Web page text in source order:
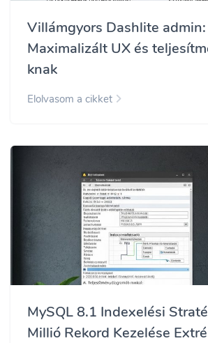
Villámgyors Dashlite admin:
Maximalizált UX és
knak
Elolvasom a cikket
MySQL 8.1 Indexelési
Millió Rekord Kezelése